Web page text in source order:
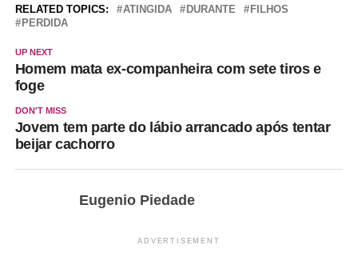
RELATED TOPICS: ATINGIDA DURANTE
FILHOS
PERDIDA
UP NEXT
Homem mata ex-companheira com sete tiros e
foge
DON'T MISS
Jovem tem parte do lábio arrancado após tentar
beijar cachorro
Eugenio Piedade
ADVERTISEMENT